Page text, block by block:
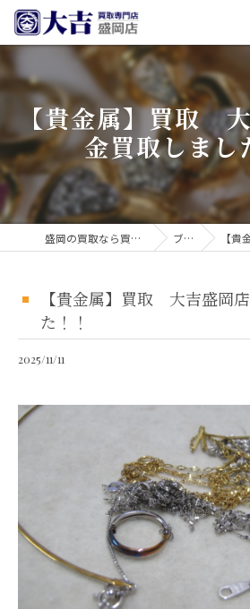
【貴金属】買取
金買取しまし
盛岡の買取なら買取大吉 盛岡店 ブログ 【貴金
【貴金属】買取 大吉盛岡
た！！
2025/11/11